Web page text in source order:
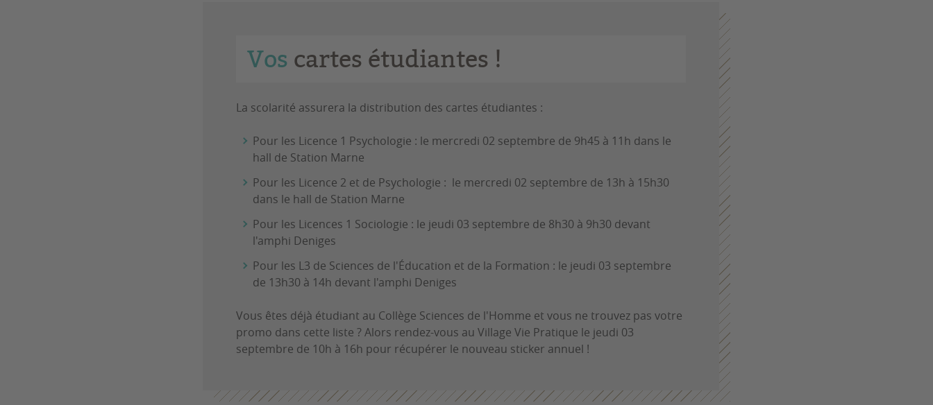
Vos cartes étudiantes !
La scolarité assurera la distribution des cartes étudiantes :
Pour les Licence 1 Psychologie : le mercredi 02 septembre de 9h45 à 11h dans le
hall de Station Marne
Pour les Licence 2 et de Psychologie : le mercredi 02 septembre de 13h à 15h30
dans le hall de Station Marne
Pour les Licences 1 Sociologie : le jeudi 03 septembre de 8h30 à 9h30 devant
l'amphi Deniges
Pour les L3 de Sciences de l'Éducation et de la Formation : le jeudi 03 septembre
de 13h30 à 14h devant l'amphi Deniges
Vous êtes déjà étudiant au Collège Sciences de l'Homme et vous ne trouvez pas votre
promo dans cette liste ? Alors rendez-vous au Village Vie Pratique le jeudi 03
septembre de 10h à 16h pour récupérer le nouveau sticker annuel !